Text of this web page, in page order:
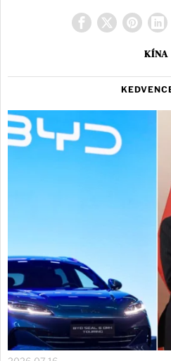
KÍNA